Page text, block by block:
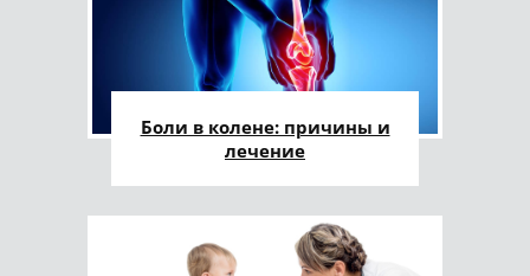
Боли в колене: причины и
лечение